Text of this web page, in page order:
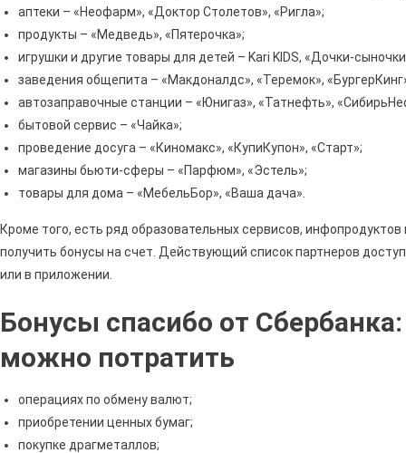
аптеки – «Неофарм», «Доктор Столетов», «Ригла»;
продукты – «Медведь», «Пятерочка»;
игрушки и другие товары для детей – Kari KIDS, «Дочки-
заведения общепита – «Макдоналдс», «Теремок»,
автозаправочные станции – «Юнигаз», «Татнефть»,
бытовой сервис – «Чайка»;
проведение досуга – «Киномакс», «КупиКупон», «Старт»;
магазины бьюти-сферы – «Парфюм», «Эстель»;
товары для дома – «МебельБор», «Ваша дача».
Кроме того, есть ряд образовательных сервисов,
получить бонусы на счет. Действующий список партнеров
или в приложении.
Бонусы спасибо от
можно потратить
операциях по обмену валют;
приобретении ценных бумаг;
покупке драгметаллов;